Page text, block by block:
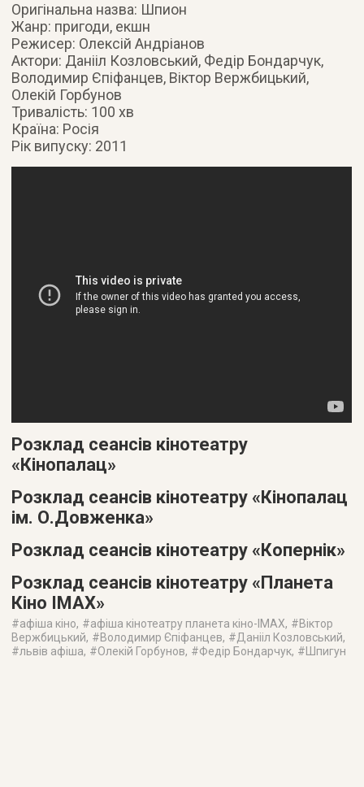
Оригінальна назва: Шпион
Жанр: пригоди, екшн
Режисер: Олексій Андріанов
Актори: Данііл Козловський, Федір Бондарчук,
Володимир Єпіфанцев, Віктор Вержбицький,
Олекій Горбунов
Тривалість: 100 хв
Країна: Росія
Рік випуску: 2011
Розклад сеансів кінотеатру
«Кінопалац»
Розклад сеансів кінотеатру «Кінопалац
ім. О.Довженка»
Розклад сеансів кінотеатру «Копернік»
Розклад сеансів кінотеатру «Планета
Кіно IMAX»
#афіша кіно, #афіша кінотеатру планета кіно-IMAX, #Віктор
Вержбицький, #Володимир Єпіфанцев, #Данііл Козловський,
#львів афіша, #Олекій Горбунов, #Федір Бондарчук, # Шпигун